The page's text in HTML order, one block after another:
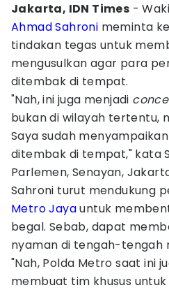
Jakarta, IDN Times -
Ahmad Sahroni meminta
tindakan tegas untuk
mengusulkan agar para
ditembak di tempat.
"Nah, ini juga menjadi
bukan di wilayah tertentu,
Saya sudah
ditembak di tempat," kata
Parlemen, Senayan,
Sahroni turut mendukung
Metro Jayauntuk
begal. Sebab, dapat
nyaman di tengah-tengah
"Nah, Polda Metro saat ini
membuat tim khusus